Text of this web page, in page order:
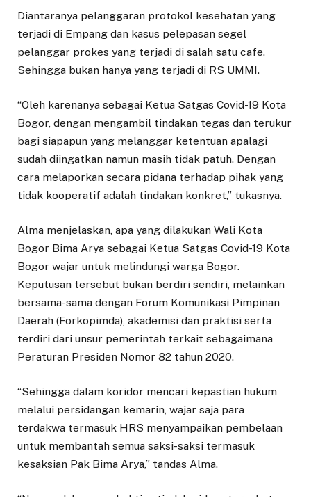
Diantaranya pelanggaran protokol kesehatan yang
terjadi di Empang dan kasus pelepasan segel
pelanggar prokes yang terjadi di salah satu cafe.
Sehingga bukan hanya yang terjadi di RS UMMI.
“Oleh karenanya sebagai Ketua Satgas Covid-19 Kota
Bogor, dengan mengambil tindakan tegas dan terukur
bagi siapapun yang melanggar ketentuan apalagi
sudah diingatkan namun masih tidak patuh. Dengan
cara melaporkan secara pidana terhadap pihak yang
tidak kooperatif adalah tindakan konkret,” tukasnya.
Alma menjelaskan, apa yang dilakukan Wali Kota
Bogor Bima Arya sebagai Ketua Satgas Covid-19 Kota
Bogor wajar untuk melindungi warga Bogor.
Keputusan tersebut bukan berdiri sendiri, melainkan
bersama-sama dengan Forum Komunikasi Pimpinan
Daerah (Forkopimda), akademisi dan praktisi serta
terdiri dari unsur pemerintah terkait sebagaimana
Peraturan Presiden Nomor 82 tahun 2020.
“Sehingga dalam koridor mencari kepastian hukum
melalui persidangan kemarin, wajar saja para
terdakwa termasuk HRS menyampaikan pembelaan
untuk membantah semua saksi-saksi termasuk
kesaksian Pak Bima Arya,” tandas Alma.